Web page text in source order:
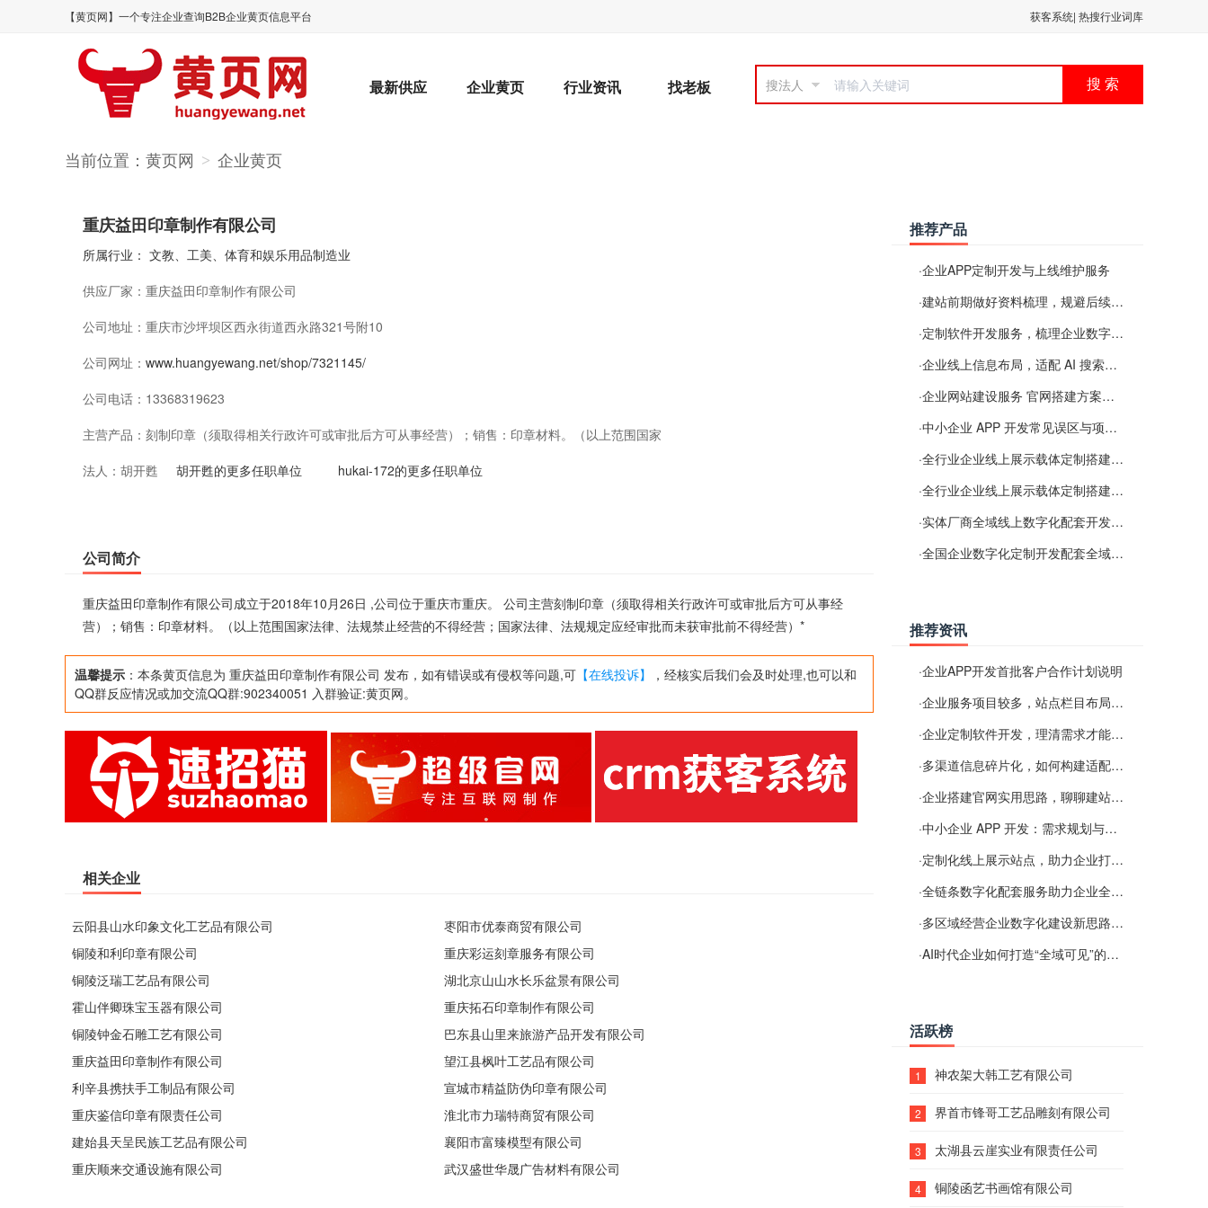
【黄页网】一个专注企业查询B2B企业黄页信息平台 获客系统| 热搜行业词库
最新供应 企业黄页 行业资讯 找老板 搜法人 搜 索
当前位置： 黄页网 > 企业黄页
重庆益田印章制作有限公司
所属行业： 文教、工美、体育和娱乐用品制造业
供应厂家： 重庆益田印章制作有限公司
公司地址： 重庆市沙坪坝区西永街道西永路321号附10
公司网址： www.huangyewang.net/shop/7321145/
公司电话： 13368319623
主营产品： 刻制印章（须取得相关行政许可或审批后方可从事经营）；销售：印章材料。（以上范围国家
法律、法规禁止经营的不得经营；国家法律、法规规定应经审批而未获审批前不得经营）*
法人： 胡开甦 胡开甦的更多任职单位 hukai-172的更多任职单位
公司简介
重庆益田印章制作有限公司成立于2018年10月26日 ,公司位于重庆市重庆。 公司主营刻制印章（须取得相关行政许可或审批后方可从事经
营）；销售：印章材料。（以上范围国家法律、法规禁止经营的不得经营；国家法律、法规规定应经审批而未获审批前不得经营）*
温馨提示 ：本条黄页信息为 重庆益田印章制作有限公司 发布，如有错误或有侵权等问题,可 【在线投诉】
，经核实后我们会及时处理,也可以和
QQ群反应情况或加交流QQ群:902340051 入群验证:黄页网。
相关企业
云阳县山水印象文化工艺品有限公司
铜陵和利印章有限公司
铜陵泛瑞工艺品有限公司
霍山伴卿珠宝玉器有限公司
铜陵钟金石雕工艺有限公司
重庆益田印章制作有限公司
利辛县携扶手工制品有限公司
重庆鉴信印章有限责任公司
建始县天呈民族工艺品有限公司
重庆顺来交通设施有限公司
枣阳市优泰商贸有限公司
重庆彩运刻章服务有限公司
湖北京山山水长乐盆景有限公司
重庆拓石印章制作有限公司
巴东县山里来旅游产品开发有限公司
望江县枫叶工艺品有限公司
宣城市精益防伪印章有限公司
淮北市力瑞特商贸有限公司
襄阳市富臻模型有限公司
武汉盛世华晟广告材料有限公司
推荐产品
·企业APP定制开发与上线维护服务
·建站前期做好资料梳理，规避后续各类使用难题
·定制软件开发服务，梳理企业数字化落地常见难点
·企业线上信息布局，适配 AI 搜索需要留意这些要点
·企业网站建设服务 官网搭建方案经验分享
·中小企业 APP 开发常见误区与项目规划实用经验
·全行业企业线上展示载体定制搭建服务
·全行业企业线上展示载体定制搭建服务
·实体厂商全域线上数字化配套开发与地域检索优化服务
·全国企业数字化定制开发配套全域搜索优化服务
推荐资讯
·企业APP开发首批客户合作计划说明
·企业服务项目较多，站点栏目布局规划参考思路
·企业定制软件开发，理清需求才能提升数字化落地效率
·多渠道信息碎片化，如何构建适配 AI 检索的品牌信息源
·企业搭建官网实用思路，聊聊建站容易忽视的问题
·中小企业 APP 开发：需求规划与项目落地避坑经验分享
·定制化线上展示站点，助力企业打通线上经营渠道
·全链条数字化配套服务助力企业全域线上经营
·多区域经营企业数字化建设新思路：多端载体与地域检索一体化落地思路分享
·AI时代企业如何打造“全域可见”的数字资产？梓彤超越给出新解法
活跃榜
1 神农架大韩工艺有限公司
2 界首市锋哥工艺品雕刻有限公司
3 太湖县云崖实业有限责任公司
4 铜陵函艺书画馆有限公司